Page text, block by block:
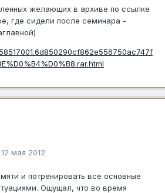
желающих в архиве по ссылке
где сидели после семинара -
12 мая 2012
и потренировать все основные
Ощущал, что во время